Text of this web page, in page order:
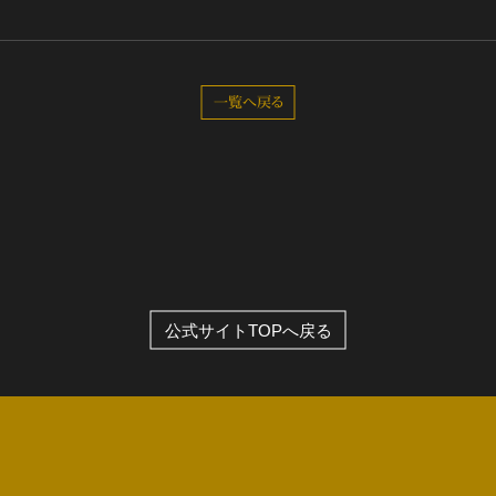
全公演グッズ
一覧へ戻る
公式サイトTOPへ戻る